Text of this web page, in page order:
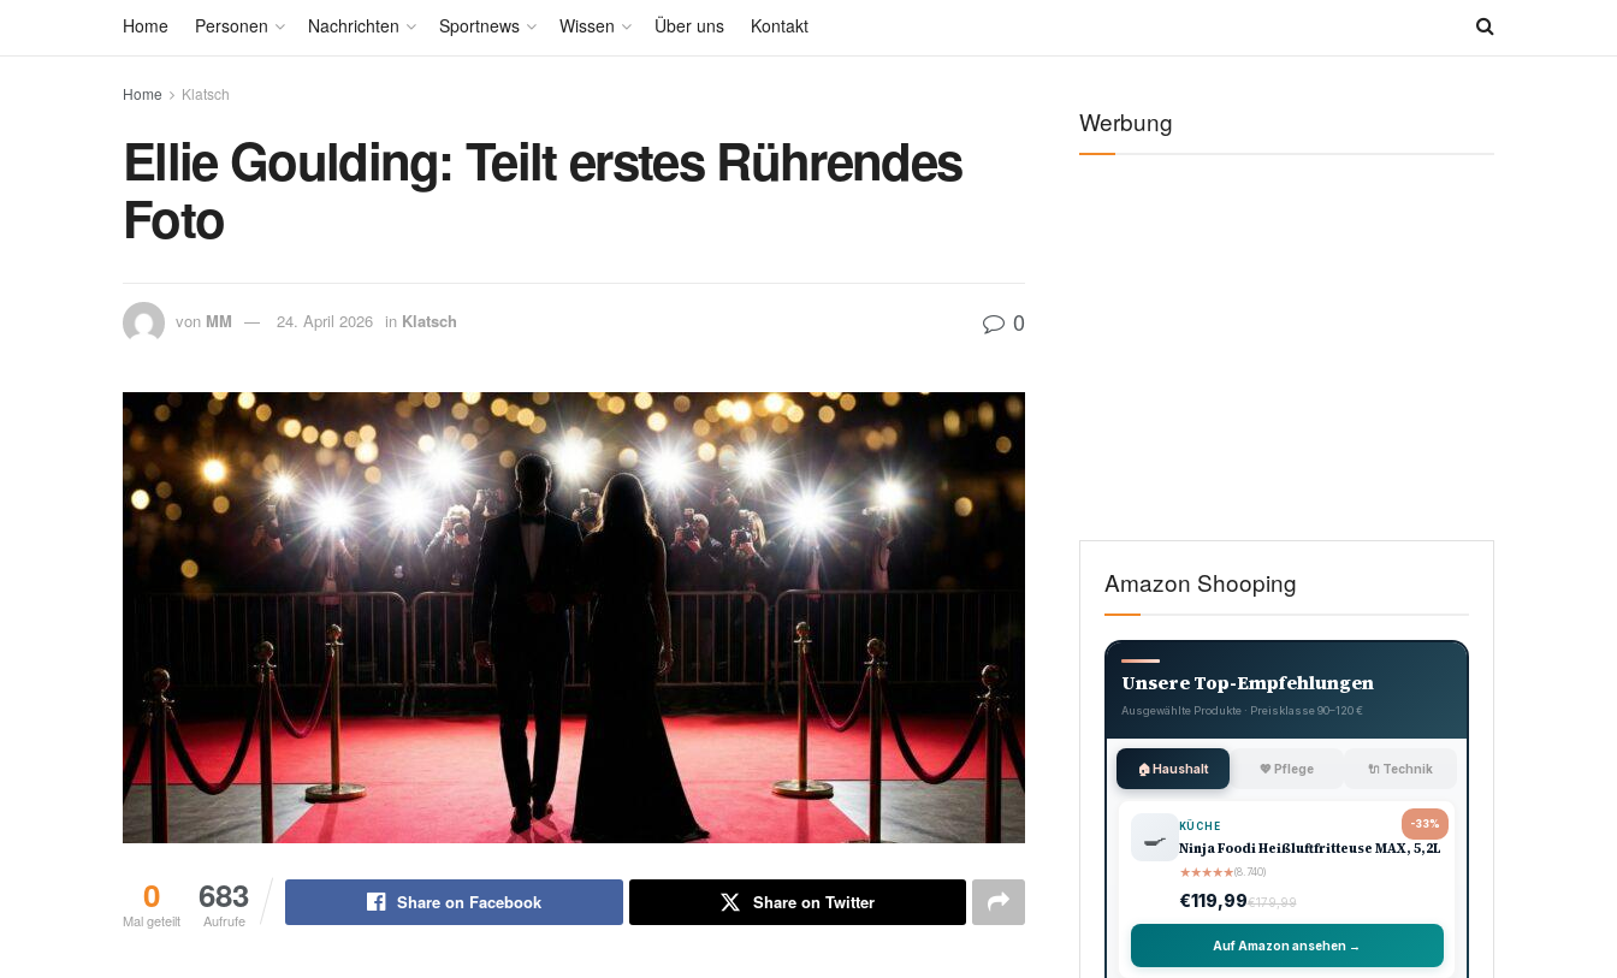
Home Personen Nachrichten Sportnews Wissen Über uns Kontakt
Home Klatsch
Ellie Goulding: Teilt erstes Rührendes
Foto
von MM 24. April 2026 in Klatsch 0
0
Mal geteilt
683
Aufrufe
Share on Facebook Share on Twitter
Werbung
Amazon Shooping
Unsere Top-Empfehlungen
Ausgewählte Produkte · Preisklasse 90–120 €
🏠 Haushalt 💖 Pflege 🔌 Technik
-33%
🍳 KÜCHE
Ninja Foodi Heißluftfritteuse MAX, 5,2L
★★★★★(8.740)
€119,99€179,99
Auf Amazon ansehen →